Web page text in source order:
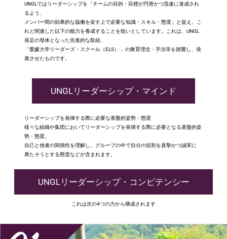
UNGL ではリーダーシップを「チームの目的・目標が円滑かつ迅速に達成され
るよう、
メンバー間の効果的な協働を促す上で必要な知識・スキル・態度」と捉え、こ
れと関連した以下の能力を養成することを狙いとしています。これは、 UNGL
発足の母体となった先進的な取組、
「愛媛大学リーダーズ・スクール（ELS）
」の教育理念・手法等を踏襲し、発
展させたものです。
UNGLリーダーシップ・マインド
リーダーシップを発揮する際に必要な基盤的姿勢・態度
様々な組織や集団においてリーダーシップを発揮する際に必要となる基盤的姿
勢・態度。
自己と他者の関係性を理解し、グループの中で自分の役割を真摯かつ誠実に
果たそうとする態度などが含まれます。
UNGLリーダーシップ・コンピテンシー
これは次の4つの力から構成されます